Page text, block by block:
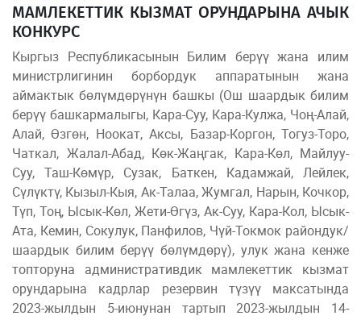
МАМЛЕКЕТТИК КЫЗМАТ ОРУНДАРЫНА АЧЫК
КОНКУРС
Кыргыз Республикасынын Билим берүү жана илим
министрлигинин борбордук аппаратынын жана
аймактык бөлүмдөрүнүн башкы (Ош шаардык билим
берүү башкармалыгы, Кара-Суу, Кара-Кулжа, Чоң-Алай,
Алай, Өзгөн, Ноокат, Аксы, Базар-Коргон, Тогуз-Торо,
Чаткал, Жалал-Абад, Көк-Жаңгак, Кара-Көл, Майлуу-
Суу, Таш-Көмүр, Сузак, Баткен, Кадамжай, Лейлек,
Сүлүктү, Кызыл-Кыя, Ак-Талаа, Жумгал, Нарын, Кочкор,
Түп, Тоң, Ысык-Көл, Жети-Өгүз, Ак-Суу, Кара-Кол, Ысык-
Ата, Кемин, Сокулук, Панфилов, Чүй-Токмок райондук/
шаардык билим берүү бөлүмдөрү), улук жана кенже
топторуна административдик мамлекеттик кызмат
орундарына кадрлар резервин түзүү максатында
2023-жылдын 5-июнунан тартып 2023-жылдын 14-